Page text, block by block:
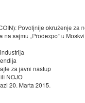
Povoljnije okruženje za
sajmu „Prodexpo“ u Moskvi
za javni nastup
NOJO
20. Marta 2015.